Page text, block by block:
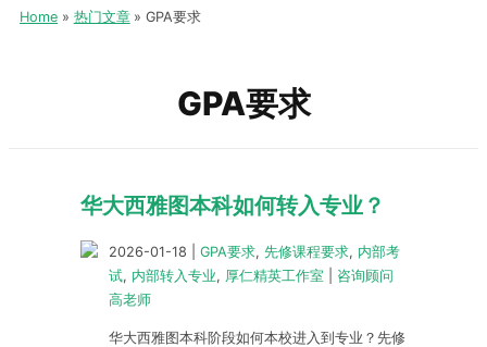
Home 热门文章 GPA要求
GPA要求
华大西雅图本科如何转入专业？
2026-01-18 GPA要求, 先修课程要求, 内部考
试, 内部转入专业, 厚仁精英工作室
咨询顾问
高老师
华大西雅图本科阶段如何本校进入到专业？先修